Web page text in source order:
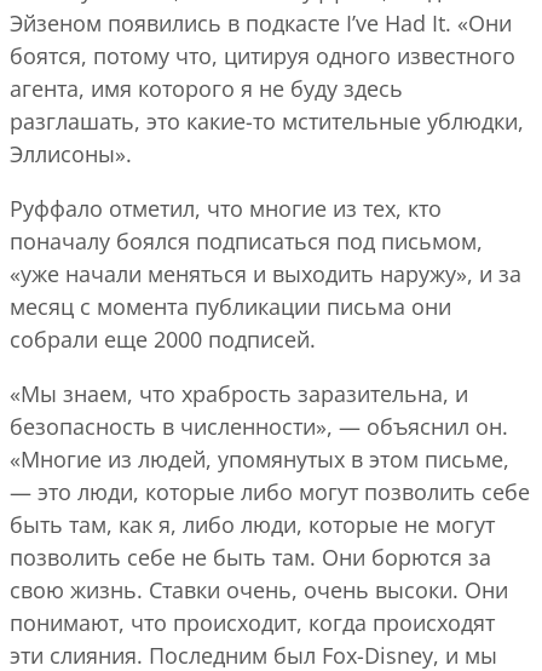
Эйзеном появились в подкасте I’ve Had It. «Они
боятся, потому что, цитируя одного известного
агента, имя которого я не буду здесь
разглашать, это какие-то мстительные ублюдки,
Эллисоны».
Руффало отметил, что многие из тех, кто
поначалу боялся подписаться под письмом,
«уже начали меняться и выходить наружу», и за
месяц с момента публикации письма они
собрали еще 2000 подписей.
«Мы знаем, что храбрость заразительна, и
безопасность в численности», — объяснил он.
«Многие из людей, упомянутых в этом письме,
— это люди, которые либо могут позволить себе
быть там, как я, либо люди, которые не могут
позволить себе не быть там. Они борются за
свою жизнь. Ставки очень, очень высоки. Они
понимают, что происходит, когда происходят
эти слияния. Последним был Fox-Disney, и мы